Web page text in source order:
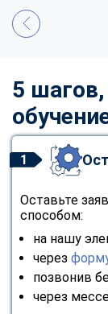
5
1
Оставьте
способом:
на нашу
через
позвонив
через